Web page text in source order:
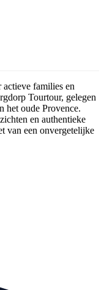
families en
Tourtour, gelegen
het oude Provence.
en authentieke
van een onvergetelijke